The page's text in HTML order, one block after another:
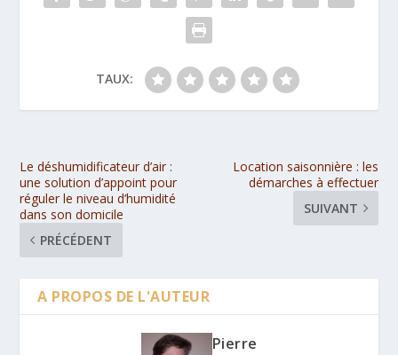
TAUX:
Le déshumidificateur d’air :
une solution d’appoint pour
réguler le niveau d’humidité
dans son domicile
PRÉCÉDENT
Location saisonnière : les
démarches à effectuer
SUIVANT
A PROPOS DE L'AUTEUR
Pierre